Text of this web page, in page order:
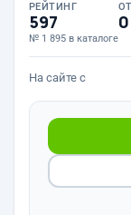
РЕЙТИНГ
597
№ 1 895 в каталоге
0
На сайте с